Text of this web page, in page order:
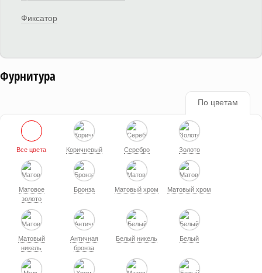
Фиксатор
Фурнитура
По цветам
Все цвета Коричневый Серебро Золото
Матовое
золото
Бронза Матовый хром Матовый хром
Матовый
никель
Античная
бронза
Белый никель Белый